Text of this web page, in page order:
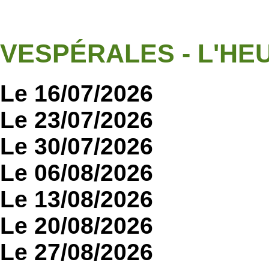
VESPÉRALES -
Le 16/07/2026
Le 23/07/2026
Le 30/07/2026
Le 06/08/2026
Le 13/08/2026
Le 20/08/2026
Le 27/08/2026